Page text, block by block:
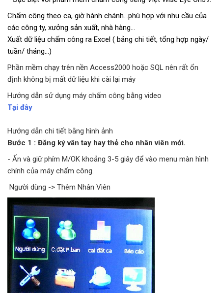
Chấm công theo ca, giờ hành chánh…phù hợp với nhu cầu của
các công ty, xưởng sản xuất, nhà hàng…
Xuất dữ liệu chấm công ra Excel ( bảng chi tiết, tổng hợp ngày/
tuần/ tháng…)
Phần mềm chạy trên nền Access2000 hoặc SQL nên rất ổn
định không bị mất dữ liệu khi cài lại máy
Hướng dẫn sử dụng máy chấm công bằng video
Tại đây
Hướng dẫn chi tiết bằng hình ảnh
Bước 1 : Đăng ký vân tay hay thẻ cho nhân viên mới.
- Ấn và giữ phím M/OK khoảng 3-5 giây để vào menu màn hình
chính của máy chấm công.
Người dùng -> Thêm Nhân Viên